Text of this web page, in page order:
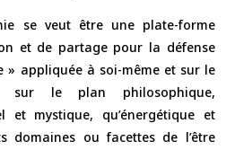
se veut être une plate-forme
et de partage pour la défense
» appliquée à soi-même et sur le
sur le plan philosophique,
et mystique, qu’énergétique et
domaines ou facettes de l’être